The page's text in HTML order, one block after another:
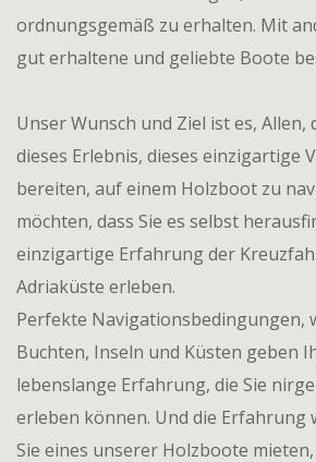
ordnungsgemäß zu erhalten. Mit
gut erhaltene und geliebte Boote
Unser Wunsch und Ziel ist es,
dieses Erlebnis, dieses einzigartige
bereiten, auf einem Holzboot zu
möchten, dass Sie es selbst
einzigartige Erfahrung der
Adriaküste erleben.
Perfekte Navigationsbedingungen,
Buchten, Inseln und Küsten geben
lebenslange Erfahrung, die Sie
erleben können. Und die Erfahrung
Sie eines unserer Holzboote